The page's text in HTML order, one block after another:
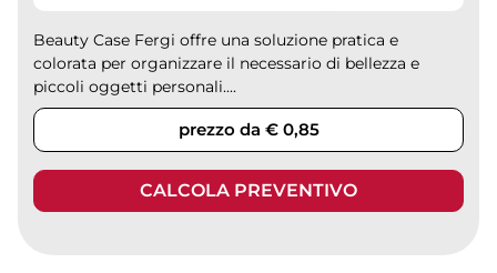
Beauty Case Fergi offre una soluzione pratica e
colorata per organizzare il necessario di bellezza e
piccoli oggetti personali....
prezzo da € 0,85
CALCOLA PREVENTIVO